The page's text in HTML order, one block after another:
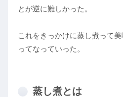
とが逆に難しかった。
これをきっかけに蒸し煮って
ってなっていった。
蒸し煮とは